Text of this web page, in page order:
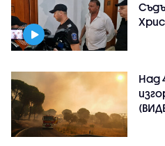
Над